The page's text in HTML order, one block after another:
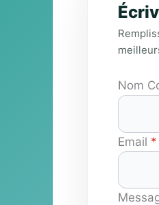
Nom
Email *